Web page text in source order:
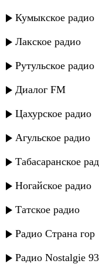
Кумыкское радио
Лакское радио
Рутульское радио
Диалог FM
Цахурское радио
Агульское радио
Табасаранское
Ногайское радио
Татское радио
Радио Страна гор
Радио Nostalgie
Ахмед
Ахмед
Ахмед
Ислам
Мухаммад